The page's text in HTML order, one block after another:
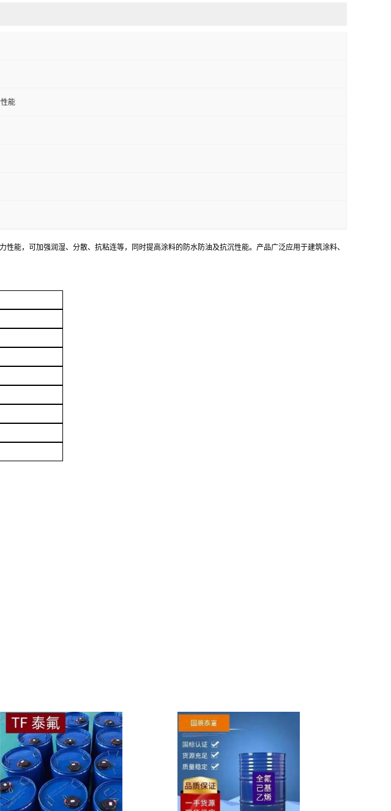
能
性能，可加强润湿、分散、抗粘连等，同时提高涂料的防水防油及抗沉性能。产品广泛应用于建筑涂料、